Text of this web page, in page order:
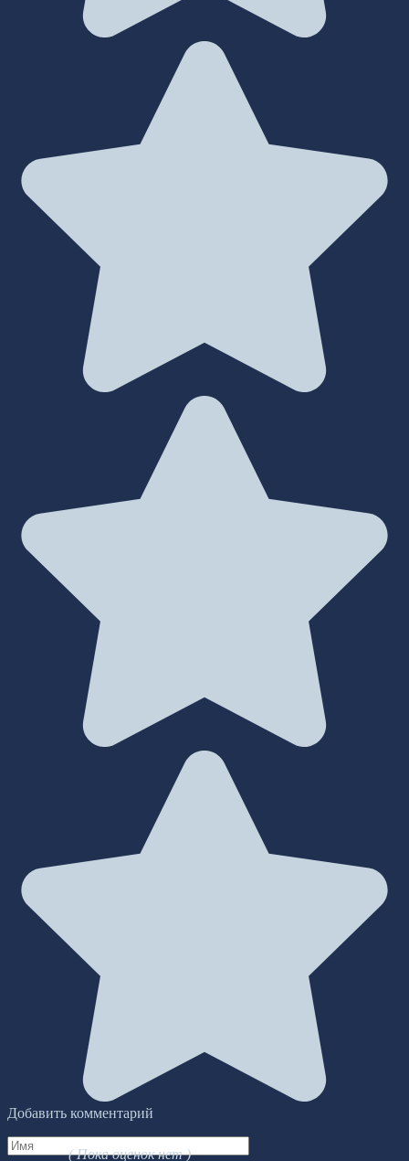
( Пока оценок нет )
Добавить комментарий
Имя